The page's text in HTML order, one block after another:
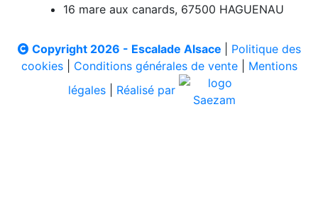
16 mare aux canards, 67500 HAGUENAU
Copyright 2026 - Escalade Alsace
Politique des
cookies| Conditions générales de vente| Mentions
légales
Réalisé par